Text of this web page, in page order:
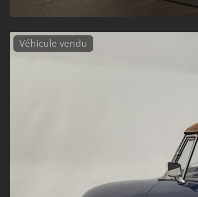
Véhicule vendu